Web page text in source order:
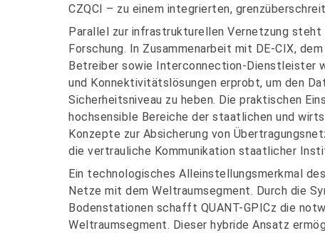
CZQCI – zu einem integrierten,
Parallel zur infrastrukturellen Vernetzung
Forschung. In Zusammenarbeit mit DE-CIX,
Betreiber sowie Interconnection-Dienstleister
und Konnektivitätslösungen erprobt, um den
Sicherheitsniveau zu heben. Die praktischen
hochsensible Bereiche der staatlichen und
Konzepte zur Absicherung von
die vertrauliche Kommunikation staatlicher
Ein technologisches Alleinstellungsmerkmal
Netze mit dem Weltraumsegment. Durch die
Bodenstationen schafft QUANT-GPICz die
Weltraumsegment. Dieser hybride Ansatz